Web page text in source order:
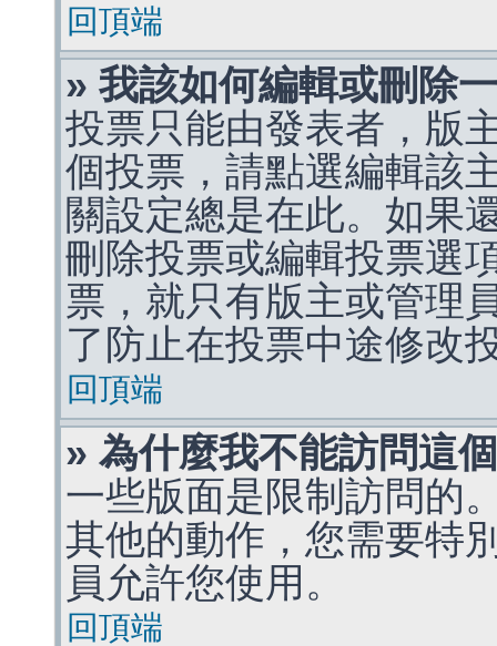
回頂端
» 我該如何編輯或刪除
投票只能由發表者，版
個投票，請點選編輯該
關設定總是在此。如果
刪除投票或編輯投票選
票，就只有版主或管理
了防止在投票中途修改
回頂端
» 為什麼我不能訪問這
一些版面是限制訪問的
其他的動作，您需要特
員允許您使用。
回頂端